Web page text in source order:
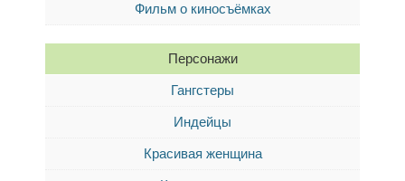
Фильм о киносъёмках
Персонажи
Гангстеры
Индейцы
Красивая женщина